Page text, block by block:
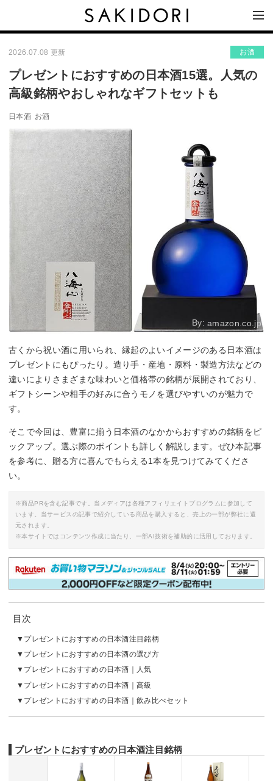
2026.07.08 更新 お酒
プレゼントにおすすめの日本酒15選。人気の
高級銘柄やおしゃれなギフトセットも
日本酒 お酒
By:amazon.co.jp
古くから祝い酒に用いられ、縁起のよいイメージのある日本酒は
プレゼントにもぴったり。造り手・産地・原料・製造方法などの
違いによりさまざまな味わいと価格帯の銘柄が展開されており、
ギフトシーンや相手の好みに合うモノを選びやすいのが魅力で
す。
そこで今回は、豊富に揃う日本酒のなかからおすすめの銘柄をピ
ックアップ。選ぶ際のポイントも詳しく解説します。ぜひ本記事
を参考に、贈る方に喜んでもらえる1本を見つけてみてくださ
い。
※商品PRを含む記事です。当メディアは各種アフィリエイトプログラムに参加して
います。当サービスの記事で紹介している商品を購入すると、売上の一部が弊社に還
元されます。
※本サイトではコンテンツ作成に当たり、一部AI技術を補助的に活用しております。
目次
プレゼントにおすすめの日本酒注目銘柄
プレゼントにおすすめの日本酒の選び方
プレゼントにおすすめの日本酒｜人気
プレゼントにおすすめの日本酒｜高級
プレゼントにおすすめの日本酒｜飲み比べセット
プレゼントにおすすめの日本酒注目銘柄